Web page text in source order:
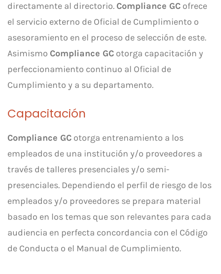
directamente al directorio. Compliance GC ofrece
el servicio externo de Oficial de Cumplimiento o
asesoramiento en el proceso de selección de este.
Asimismo Compliance GC otorga capacitación y
perfeccionamiento continuo al Oficial de
Cumplimiento y a su departamento.
Capacitación
Compliance GC otorga entrenamiento a los
empleados de una institución y/o proveedores a
través de talleres presenciales y/o semi-
presenciales. Dependiendo el perfil de riesgo de los
empleados y/o proveedores se prepara material
basado en los temas que son relevantes para cada
audiencia en perfecta concordancia con el Código
de Conducta o el Manual de Cumplimiento.